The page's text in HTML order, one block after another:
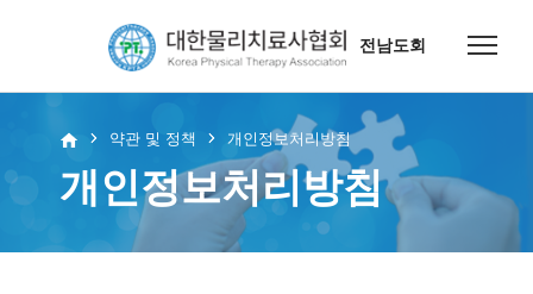
전남도회
약관 및 정책 개인정보처리방침
개인정보처리방침